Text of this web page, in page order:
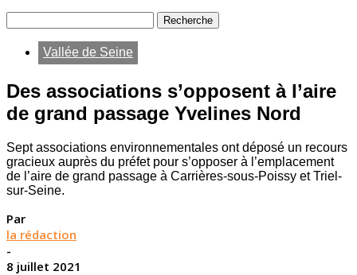
Vallée de Seine
Des associations s’opposent à l’aire
de grand passage Yvelines Nord
Sept associations environnementales ont déposé un recours
gracieux auprès du préfet pour s’opposer à l’emplacement
de l’aire de grand passage à Carrières-sous-Poissy et Triel-
sur-Seine.
Par
la rédaction
-
8 juillet 2021